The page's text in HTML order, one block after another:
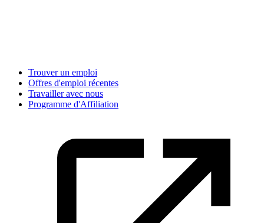
Trouver un emploi
Offres d'emploi récentes
Travailler avec nous
Programme d'Affiliation